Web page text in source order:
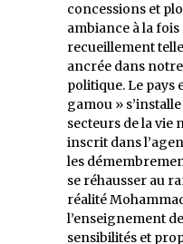
concessions et
ambiance à la fois
recueillement
ancrée dans
politique. Le pays
‬gamou‭ ‬»
secteurs de la vie
inscrit dans
les
se réhausser au
réalité
l’enseignement
sensibilités et